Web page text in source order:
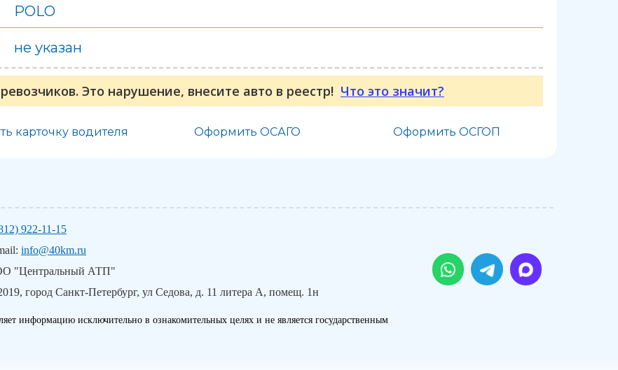
POLO
не указан
Это нарушение, внесите авто в реестр! Что это значит?
карточку водителя Оформить ОСАГО Оформить ОСГОП
922-11-15
info@40km.ru
"Центральный АТП"
город Санкт-Петербург, ул Седова, д. 11 литера А, помещ. 1н
информацию исключительно в ознакомительных целях и не является государственным